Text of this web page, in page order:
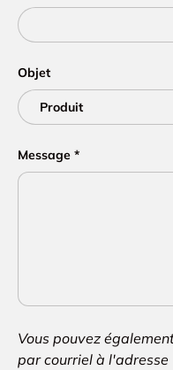
Objet
Message
Vous pouvez
par courriel à l'adresse